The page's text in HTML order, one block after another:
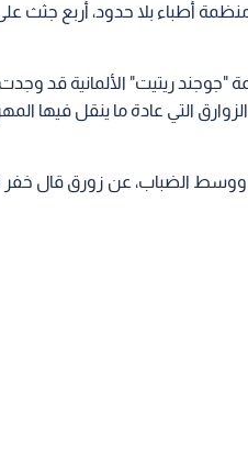
"جوجند ريتيت" الألمانية قد
الضباب، عن زورق قال خفر